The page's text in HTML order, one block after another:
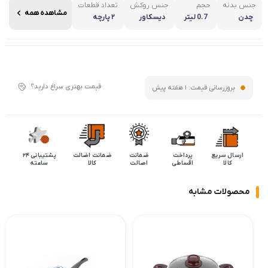
جنس بدنه
چدن
حجم
0.7 لیتر
جنس روکش
دیسکاور
تعداد قطعات
۲ پارچه
مشاهده همه
بروزرسانی قیمت: 1 هفته پیش قیمت بهتری سراغ دارید؟
ارسال سریع
کالا
پرداخت
اقساطی
ضمانت
اصالت
ضمانت اضالت
کالا
پشتیبانی 24
ساعته
محصولات مشابه